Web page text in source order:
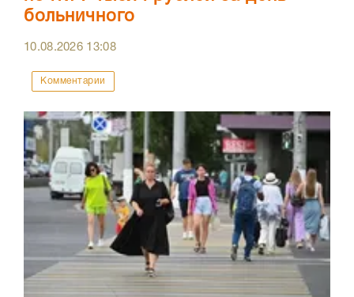
больничного
10.08.2026 13:08
Комментарии